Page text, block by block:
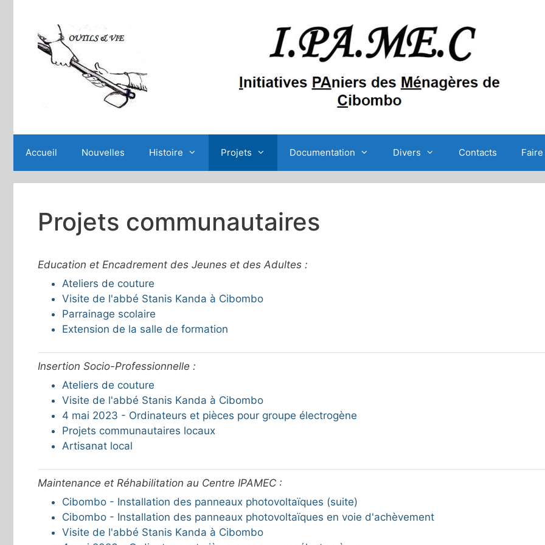
contenu
Accueil Nouvelles Histoire Projets Documentation Divers Contacts
Projets communautaires
Education et Encadrement des Jeunes et des Adultes :
Ateliers de couture
Visite de l'abbé Stanis Kanda à Cibombo
Parrainage scolaire
Extension de la salle de formation
Insertion Socio-Professionnelle :
Ateliers de couture
Visite de l'abbé Stanis Kanda à Cibombo
4 mai 2023 - Ordinateurs et pièces pour groupe électrogène
Projets communautaires locaux
Artisanat local
Maintenance et Réhabilitation au Centre IPAMEC :
Cibombo - Installation des panneaux photovoltaïques (suite)
Cibombo - Installation des panneaux photovoltaïques en voie d'achèvement
Visite de l'abbé Stanis Kanda à Cibombo